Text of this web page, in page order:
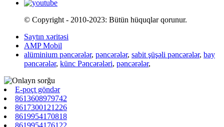
© Copyright - 2010-2023: Bütün hüquqlar qorunur.
Saytın xəritəsi
AMP Mobil
alüminium pəncərələr, pəncərələr, sabit şüşəli pəncərələr, bay
pəncərələr, künc Pəncərələri, pəncərələr,
E-poçt göndər
8613608979742
8617300121226
8619954170818
8619954176122